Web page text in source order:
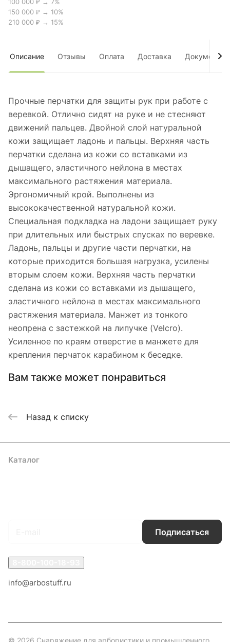
100 000 ₽ → 7%
150 000 ₽ → 10%
210 000 ₽ → 15%
Описание Отзывы Оплата Доставка Документы
Прочные перчатки для защиты рук при работе с
веревкой. Отлично сидят на руке и не стесняют
движений пальцев. Двойной слой натуральной
кожи защищает ладонь и пальцы. Верхняя часть
перчатки сделана из кожи со вставками из
дышащего, эластичного нейлона в местах
максимального растяжения материала.
Эргономичный крой. Выполнены из
высококачественной натуральной кожи.
Специальная подкладка на ладони защищает руку
при длительных или быстрых спусках по веревке.
Ладонь, пальцы и другие части перчатки, на
которые приходится большая нагрузка, усилены
вторым слоем кожи. Верхняя часть перчатки
сделана из кожи со вставками из дышащего,
эластичного нейлона в местах максимального
растяжения материала. Манжет из тонкого
неопрена с застежкой на липучке (Velcro).
Усиленное по краям отверстие в манжете для
крепления перчаток карабином к беседке.
Вам также может понравиться
Назад к списку
Каталог
Подписаться
info@arbostuff.ru
© 2026 Снаряжение для арбористики и промышленного